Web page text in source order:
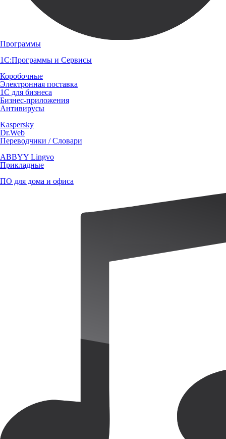
Программы
1С:Программы и Сервисы
Коробочные
Электронная поставка
1С для бизнеса
Бизнес-приложения
Антивирусы
Kaspersky
Dr.Web
Переводчики / Словари
ABBYY Lingvo
Прикладные
ПО для дома и офиса